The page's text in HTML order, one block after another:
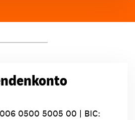
0500 5005 00 | BIC: